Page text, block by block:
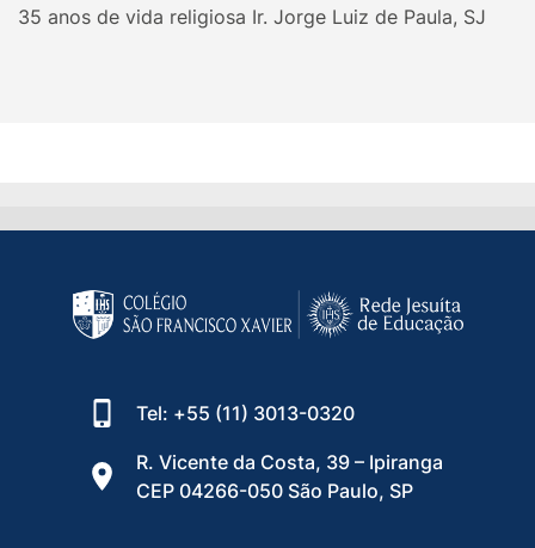
35 anos de vida religiosa Ir. Jorge Luiz de Paula, SJ
Tel: +55 (11) 3013-0320
R. Vicente da Costa, 39 – Ipiranga
CEP 04266-050 São Paulo, SP